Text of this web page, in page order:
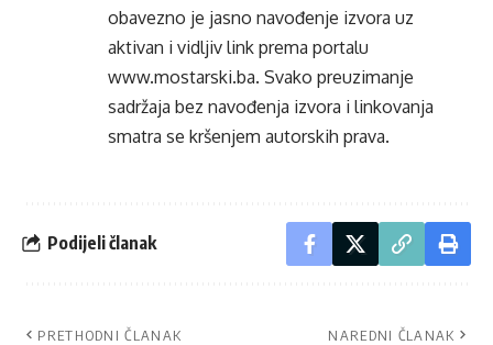
obavezno je jasno navođenje izvora uz
aktivan i vidljiv link prema portalu
www.mostarski.ba. Svako preuzimanje
sadržaja bez navođenja izvora i linkovanja
smatra se kršenjem autorskih prava.
Podijeli članak
PRETHODNI ČLANAK NAREDNI ČLANAK